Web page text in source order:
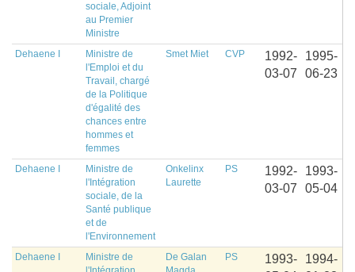
sociale, Adjoint
au Premier
Ministre
Dehaene I
Ministre de
l'Emploi et du
Travail, chargé
de la Politique
d'égalité des
chances entre
hommes et
femmes
Smet Miet CVP
1992-
03-07
1995-
06-23
Dehaene I
Ministre de
l'Intégration
sociale, de la
Santé publique
et de
l'Environnement
Onkelinx
Laurette
PS
1992-
03-07
1993-
05-04
Dehaene I
Ministre de
De Galan
PS
1993-
1994-